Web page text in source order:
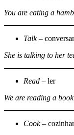
You are eating a
Talk– conversar
She is talking to her
Read – ler
We are reading a
Cook–